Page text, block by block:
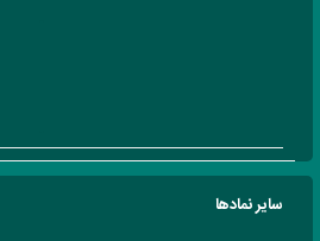
سایر نمادها